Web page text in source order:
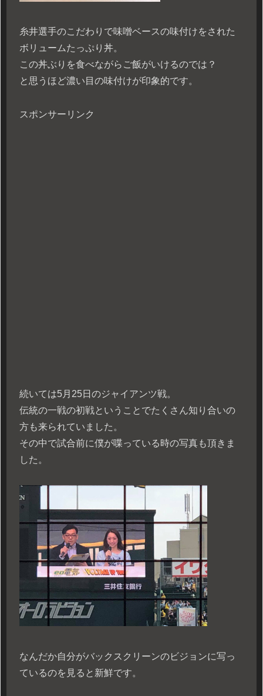
糸井選手のこだわりで味噌ベースの味付けをされた
ボリュームたっぷり丼。
この丼ぶりを食べながらご飯がいけるのでは？
と思うほど濃い目の味付けが印象的です。
スポンサーリンク
続いては5月25日のジャイアンツ戦。
伝統の一戦の初戦ということでたくさん知り合いの
方も来られていました。
その中で試合前に僕が喋っている時の写真も頂きま
した。
なんだか自分がバックスクリーンのビジョンに写っ
ているのを見ると新鮮です。